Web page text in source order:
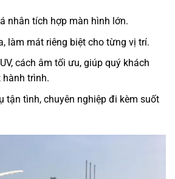
nhân tích hợp màn hình lớn.
làm mát riêng biệt cho từng vị trí.
cách âm tối ưu, giúp quý khách
trình.
tận tình, chuyên nghiệp đi kèm suốt